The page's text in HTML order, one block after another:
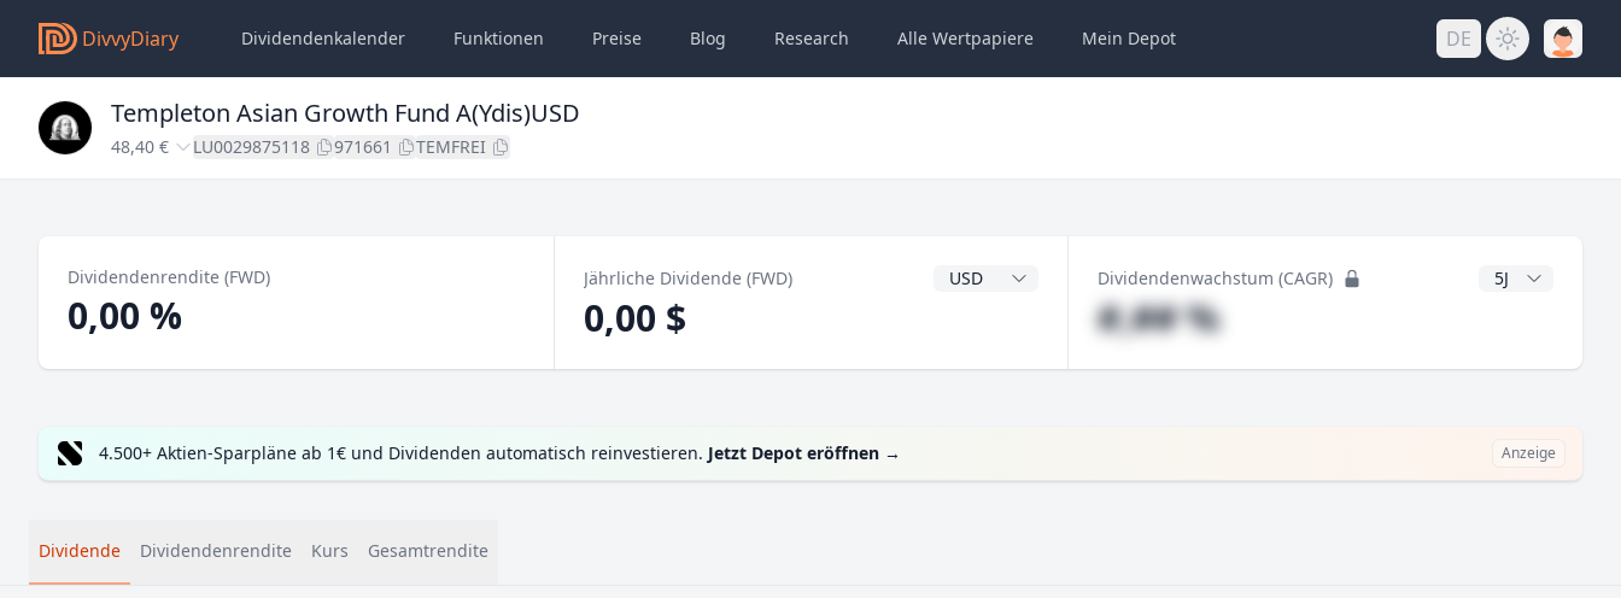
DivvyDiary Dividendenkalender Funktionen Preise Blog Research Alle Wertpapiere Mein Depot DE
Templeton Asian Growth Fund A(Ydis)USD
48,40 € LU0029875118 971661 TEMFREI
Dividendenrendite (FWD)
0,00 %
Jährliche Dividende (FWD) Dividendenwährung
0,00 $
Dividendenwachstum (CAGR) CAGR Jahre
#,## %
4.500+ Aktien-Sparpläne ab 1€ und Dividenden automatisch reinvestieren. Jetzt Depot eröffnen → Anzeige
Dividende Dividendenrendite Kurs Gesamtrendite